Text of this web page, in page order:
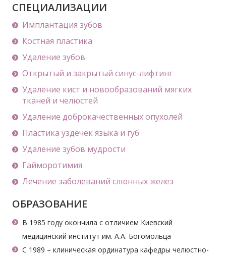
СПЕЦИАЛИЗАЦИИ
Имплантация зубов
Костная пластика
Удаление зубов
Открытый и закрытый синус-лифтинг
Удаление кист и новообразований мягких
тканей и челюстей
Удаление доброкачественных опухолей
Пластика уздечек языка и губ
Удаление зубов мудрости
Гайморотимия
Лечение заболеваний слюнных желез
ОБРАЗОВАНИЕ
В 1985 году окончила с отличием Киевский
медицинский институт им. А.А. Богомольца
С 1989 – клиническая ординатура кафедры челюстно-